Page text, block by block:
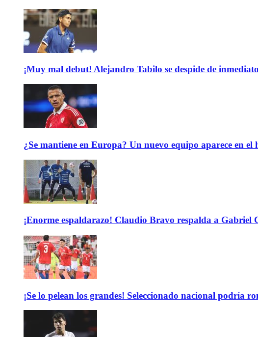
¡Muy mal debut! Alejandro Tabilo se despide de
¿Se mantiene en Europa? Un nuevo equipo aparece en el
¡Enorme espaldarazo! Claudio Bravo respalda a Gabriel
¡Se lo pelean los grandes! Seleccionado nacional podría